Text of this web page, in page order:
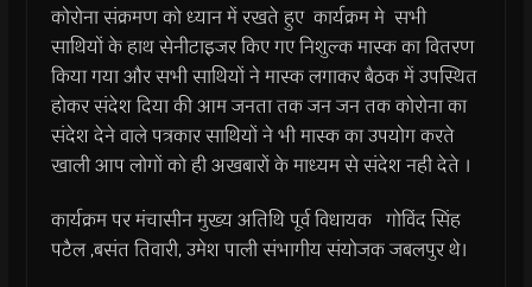
कोरोना संक्रमण को ध्यान में रखते हुए कार्यक्रम मे सभी
साथियों के हाथ सेनीटाइजर किए गए निशुल्क मास्क का वितरण
किया गया और सभी साथियों ने मास्क लगाकर बैठक में उपस्थित
होकर संदेश दिया की आम जनता तक जन जन तक कोरोना का
संदेश देने वाले पत्रकार साथियों ने भी मास्क का उपयोग करते
खाली आप लोगों को ही अखबारों के माध्यम से संदेश नही देते ।
कार्यक्रम पर मंचासीन मुख्य अतिथि पूर्व विधायक गोविंद सिंह
पटैल ,बसंत तिवारी, उमेश पाली संभागीय संयोजक जबलपुर थे।